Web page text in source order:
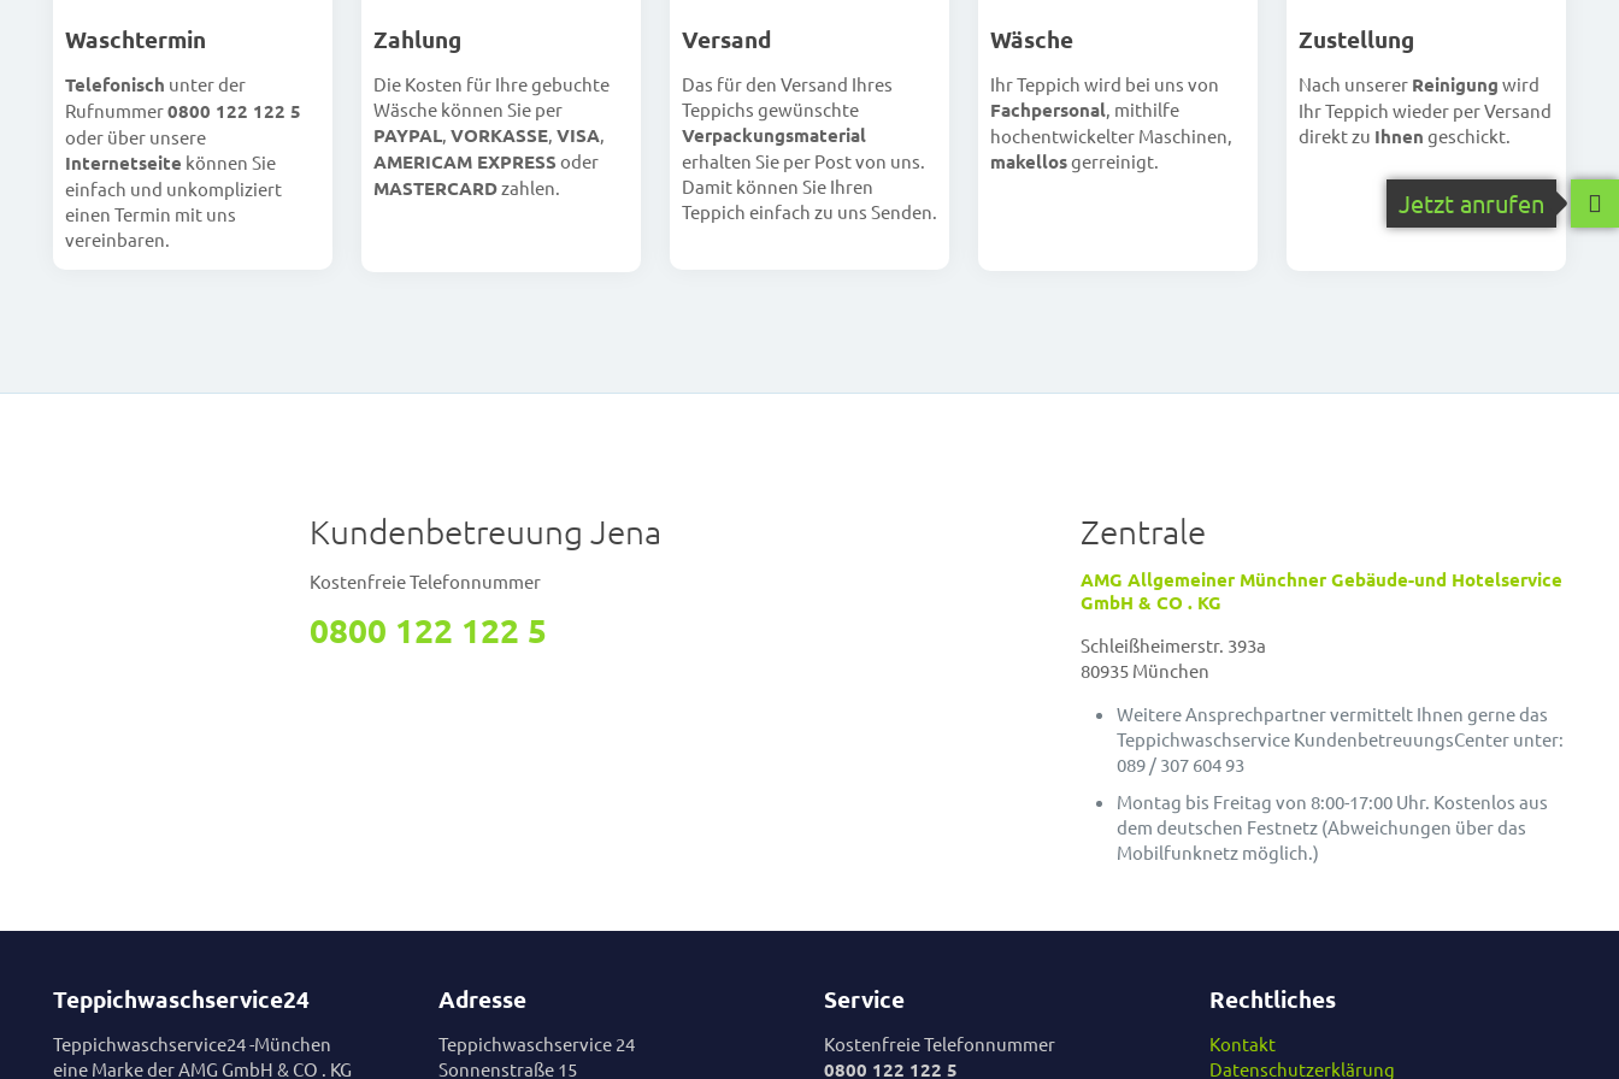
Waschtermin
Telefonisch unter der
Rufnummer0800 122 122 5
oder über unsere
Internetseite können Sie
einfach und unkompliziert
einen Termin mit uns
vereinbaren.
Zahlung
Die Kosten für Ihre gebuchte
Wäsche können Sie per
PAYPAL, VORKASSE, VISA,
AMERICAM EXPRESS oder
MASTERCARDzahlen.
Versand
Das für den Versand Ihres
Teppichs gewünschte
Verpackungsmaterial
erhalten Sie per Post von uns.
Damit können Sie Ihren
Teppich einfach zu uns Senden.
Wäsche
Ihr Teppich wird bei uns von
Fachpersonal, mithilfe
hochentwickelter Maschinen,
makellosgerreinigt.
Zustellung
Nach unserer Reinigung wird
Ihr Teppich wieder per Versand
direkt zu Ihnen geschickt.
Kundenbetreuung Jena
Kostenfreie Telefonnummer
0800 122 122 5
Zentrale
AMG Allgemeiner Münchner Gebäude-und Hotelservice
GmbH & CO . KG
Schleißheimerstr. 393a
80935 München
Weitere Ansprechpartner vermittelt Ihnen gerne das
Teppichwaschservice KundenbetreuungsCenter unter:
089 / 307 604 93
Montag bis Freitag von 8:00-17:00 Uhr. Kostenlos aus
dem deutschen Festnetz (Abweichungen über das
Mobilfunknetz möglich.)
Teppichwaschservice24
Teppichwaschservice24 -München
eine Marke der AMG GmbH & CO . KG
Adresse
Teppichwaschservice 24
Sonnenstraße 15
Service
Kostenfreie Telefonnummer
0800 122 122 5
Rechtliches
Kontakt
Datenschutzerklärung
Jetzt anrufen